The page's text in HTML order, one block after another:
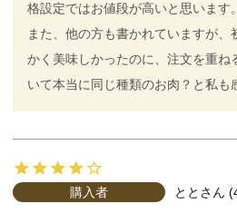
格設定ではお値段が高いと思います。
また、他の方も書かれていますが、
かく美味しかったのに、注文を重ね
いて本当に同じ種類のお肉？と私も
とと
購入者